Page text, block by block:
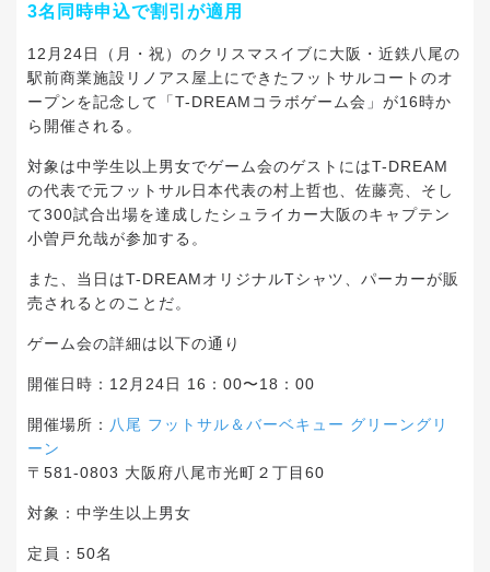
3名同時申込で割引が適用
12月24日（月・祝）のクリスマスイブに大阪・近鉄八尾の
駅前商業施設リノアス屋上にできたフットサルコートのオ
ープンを記念して「T-DREAMコラボゲーム会」が16時か
ら開催される。
対象は中学生以上男女でゲーム会のゲストにはT-DREAM
の代表で元フットサル日本代表の村上哲也、佐藤亮、そし
て300試合出場を達成したシュライカー大阪のキャプテン
小曽戸允哉が参加する。
また、当日はT-DREAMオリジナルTシャツ、パーカーが販
売されるとのことだ。
ゲーム会の詳細は以下の通り
開催日時：12月24日 16：00〜18：00
開催場所： 八尾 フットサル＆バーベキュー グリーングリ
ーン
〒581-0803 大阪府八尾市光町２丁目60
対象：中学生以上男女
定員：50名